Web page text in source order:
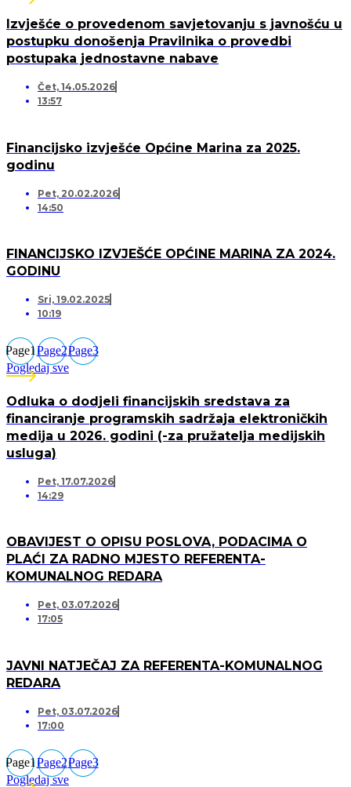
Izvješće o provedenom savjetovanju s javnošću u
postupku donošenja Pravilnika o provedbi
postupaka jednostavne nabave
Čet, 14.05.2026
13:57
Financijsko izvješće Općine Marina za 2025.
godinu
Pet, 20.02.2026
14:50
FINANCIJSKO IZVJEŠĆE OPĆINE MARINA ZA 2024.
GODINU
Sri, 19.02.2025
10:19
Page1Page2Page3
Pogledaj sve
Odluka o dodjeli financijskih sredstava za
financiranje programskih sadržaja elektroničkih
medija u 2026. godini (-za pružatelja medijskih
usluga)
Pet, 17.07.2026
14:29
OBAVIJEST O OPISU POSLOVA, PODACIMA O
PLAĆI ZA RADNO MJESTO REFERENTA-
KOMUNALNOG REDARA
Pet, 03.07.2026
17:05
JAVNI NATJEČAJ ZA REFERENTA-KOMUNALNOG
REDARA
Pet, 03.07.2026
17:00
Page1Page2Page3
Pogledaj sve